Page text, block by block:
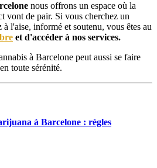
nous offrons un espace où la
vont de pair. Si vous cherchez un
l'aise, informé et soutenu, vous êtes au
et d'accéder à nos services.
à Barcelone peut aussi se faire
toute sérénité.
à Barcelone : règles